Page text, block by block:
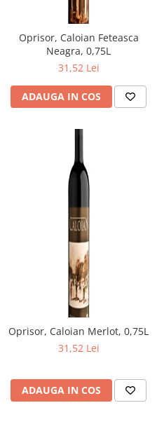
Oprisor, Caloian Feteasca
Neagra, 0,75L
31,52 Lei
ADAUGA IN COS
Oprisor, Caloian Merlot, 0,75L
31,52 Lei
ADAUGA IN COS